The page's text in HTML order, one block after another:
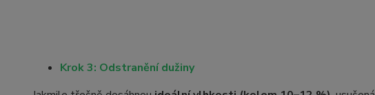
Krok 3: Odstranění dužiny